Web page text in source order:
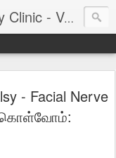
Dr.Senthil Kumar Homeopathy Clinic - Velachery - Panruti - Chennai
- Facial Nerve